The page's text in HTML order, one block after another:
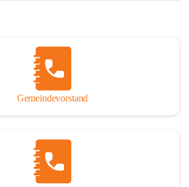
Gemeindevorstand